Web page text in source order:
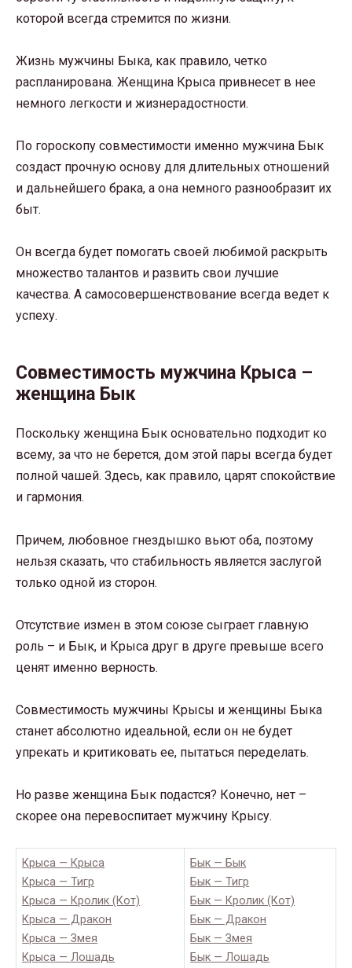
которой всегда стремится по жизни.
Жизнь мужчины Быка, как правило, четко
распланирована. Женщина Крыса привнесет в нее
немного легкости и жизнерадостности.
По гороскопу совместимости именно мужчина Бык
создаст прочную основу для длительных отношений
и дальнейшего брака, а она немного разнообразит их
быт.
Он всегда будет помогать своей любимой раскрыть
множество талантов и развить свои лучшие
качества. А самосовершенствование всегда ведет к
успеху.
Совместимость мужчина Крыса –
женщина Бык
Поскольку женщина Бык основательно подходит ко
всему, за что не берется, дом этой пары всегда будет
полной чашей. Здесь, как правило, царят спокойствие
и гармония.
Причем, любовное гнездышко вьют оба, поэтому
нельзя сказать, что стабильность является заслугой
только одной из сторон.
Отсутствие измен в этом союзе сыграет главную
роль – и Бык, и Крыса друг в друге превыше всего
ценят именно верность.
Совместимость мужчины Крысы и женщины Быка
станет абсолютно идеальной, если он не будет
упрекать и критиковать ее, пытаться переделать.
Но разве женщина Бык подастся? Конечно, нет –
скорее она перевоспитает мужчину Крысу.
Крыса — Крыса
Крыса — Тигр
Крыса — Кролик (Кот)
Крыса — Дракон
Крыса — Змея
Крыса — Лошадь
Бык — Бык
Бык — Тигр
Бык — Кролик (Кот)
Бык — Дракон
Бык — Змея
Бык — Лошадь